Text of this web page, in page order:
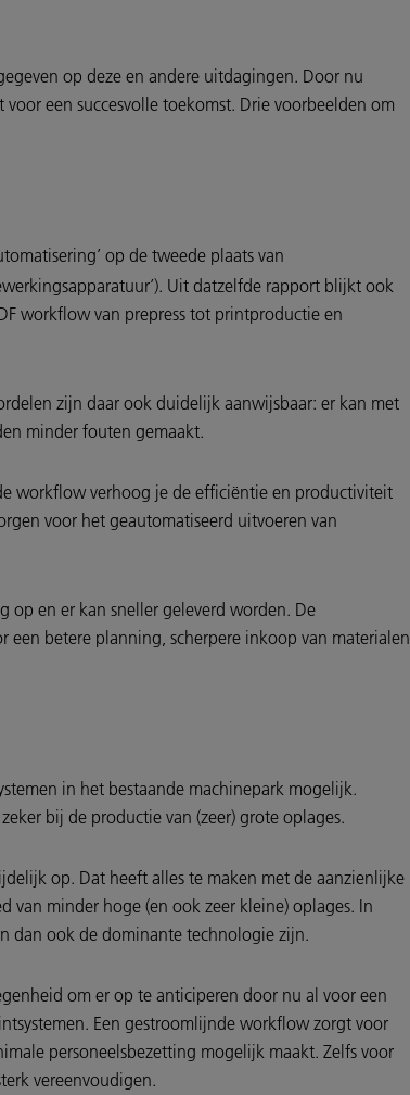
op deze en andere uitdagingen. Door nu
een succesvolle toekomst. Drie voorbeelden om
op de tweede plaats van
Uit datzelfde rapport blijkt ook
workflow van prepress tot printproductie en
zijn daar ook duidelijk aanwijsbaar: er kan met
minder fouten gemaakt.
workflow verhoog je de efficiëntie en productiviteit
voor het geautomatiseerd uitvoeren van
en er kan sneller geleverd worden. De
een betere planning, scherpere inkoop van materialen,
in het bestaande machinepark mogelijk.
bij de productie van (zeer) grote oplages.
op. Dat heeft alles te maken met de aanzienlijke
minder hoge (en ook zeer kleine) oplages. In
dan ook de dominante technologie zijn.
om er op te anticiperen door nu al voor een
Een gestroomlijnde workflow zorgt voor
personeelsbezetting mogelijk maakt. Zelfs voor
vereenvoudigen.